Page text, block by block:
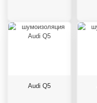
Audi Q5